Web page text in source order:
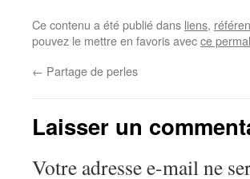
Ce contenu a été publié dans liens,
pouvez le mettre en favoris avecce
← Partage de perles
Laisser un
Votre adresse e-mail ne